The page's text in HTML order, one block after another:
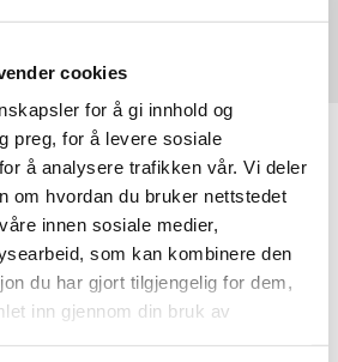
cookies
for å gi innhold og
preg, for å levere sosiale
å analysere trafikken vår. Vi deler
om hvordan du bruker nettstedet
innen sosiale medier,
som kan kombinere den
du har gjort tilgjengelig for dem,
inn gjennom din bruk av
AS